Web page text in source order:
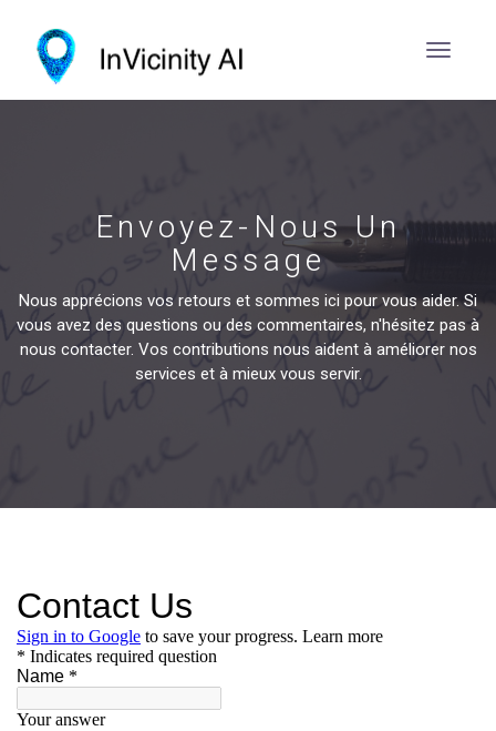
Envoyez-Nous Un
Message
Nous apprécions vos retours et sommes ici pour vous aider. Si
vous avez des questions ou des commentaires, n'hésitez pas à
nous contacter. Vos contributions nous aident à améliorer nos
services et à mieux vous servir.